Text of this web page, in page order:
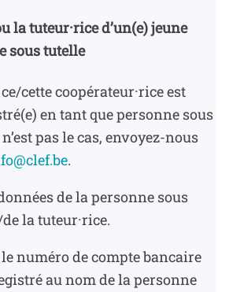
la tuteur·rice d’un(e) jeune
sous tutelle
cette coopérateur·rice est
en tant que personne sous
pas le cas, envoyez-nous
.
de la personne sous
la tuteur·rice.
numéro de compte bancaire
au nom de la personne